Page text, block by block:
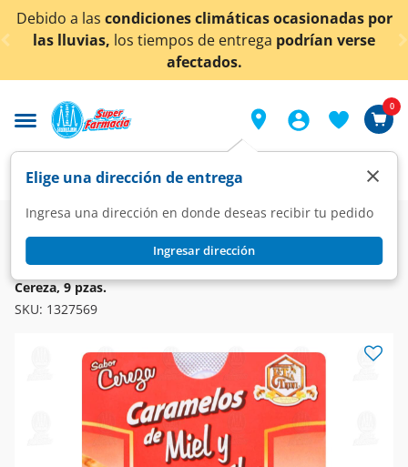
< div class="carousel-inner">
Debido a lascondiciones climáticas ocasionadas por
las lluvias,los tiempos de entregapodrían verse
afectados.
Elige una dirección de entrega
Ingresa una dirección en donde deseas recibir tu pedido
Ingresar dirección
×
0
Farmacia Medicina Homeopatía Homeopático
La Tía Trini Caramelos de Miel y Propóleo con Menta Sabor
Cereza, 9 pzas.
SKU: 1327569